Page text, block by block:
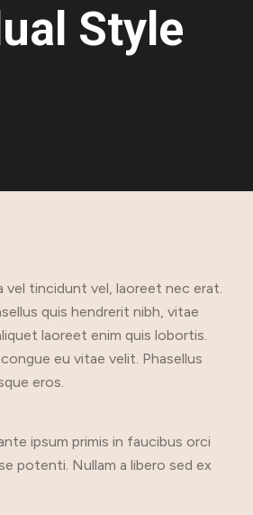
Style
vel tincidunt vel, laoreet nec erat.
quis hendrerit nibh, vitae
laoreet enim quis lobortis.
eu vitae velit. Phasellus
eros.
ipsum primis in faucibus orci
potenti. Nullam a libero sed ex